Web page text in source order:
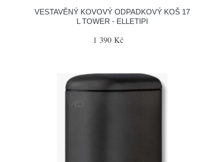
VESTAVĚNÝ KOVOVÝ ODPADKOVÝ KOŠ 17
L TOWER - ELLETIPI
1 390 Kč